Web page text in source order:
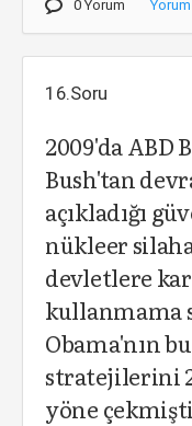
0 Yorum
16.Soru
2009'da ABD
Bush'tan
açıkladığı
nükleer
devletlere
kullanmama
Obama'nın
stratejilerini
yöne